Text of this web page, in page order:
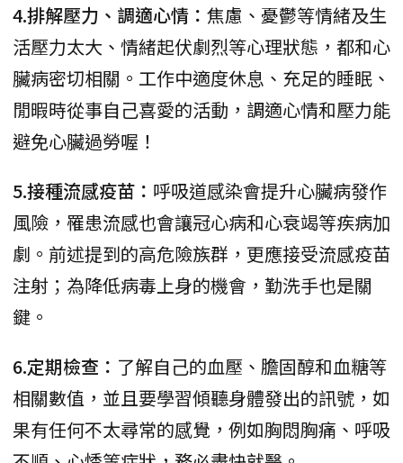
4.排解壓力、調適心情： 焦慮、憂鬱等情緒及生
活壓力太大、情緒起伏劇烈等心理狀態，都和心
臟病密切相關。工作中適度休息、充足的睡眠、
閒暇時從事自己喜愛的活動，調適心情和壓力能
避免心臟過勞喔！
5.接種流感疫苗： 呼吸道感染會提升心臟病發作
風險，罹患流感也會讓冠心病和心衰竭等疾病加
劇。前述提到的高危險族群，更應接受流感疫苗
注射；為降低病毒上身的機會，勤洗手也是關
鍵。
6.定期檢查： 了解自己的血壓、膽固醇和血糖等
相關數值，並且要學習傾聽身體發出的訊號，如
果有任何不太尋常的感覺，例如胸悶胸痛、呼吸